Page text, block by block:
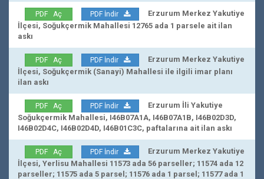
PDF Aç PDF İndir
Erzurum Merkez Yakutiye
İlçesi, Soğukçermik Mahallesi 12765 ada 1 parsele ait ilan
askı
PDF Aç PDF İndir
Erzurum Merkez Yakutiye
İlçesi, Soğukçermik (Sanayi) Mahallesi ile ilgili imar planı
ilan askı
PDF Aç PDF İndir
Erzurum İli Yakutiye
Soğukçermik Mahallesi, I46B07A1A, I46B07A1B, I46B02D3D,
I46B02D4C, I46B02D4D, I46B01C3C, paftalarına ait ilan askı
PDF Aç PDF İndir
Erzurum Merkez Yakutiye
İlçesi, Yerlisu Mahallesi 11573 ada 56 parseller; 11574 ada 12
parseller; 11575 ada 5 parsel; 11576 ada 1 parsel; 11577 ada 1